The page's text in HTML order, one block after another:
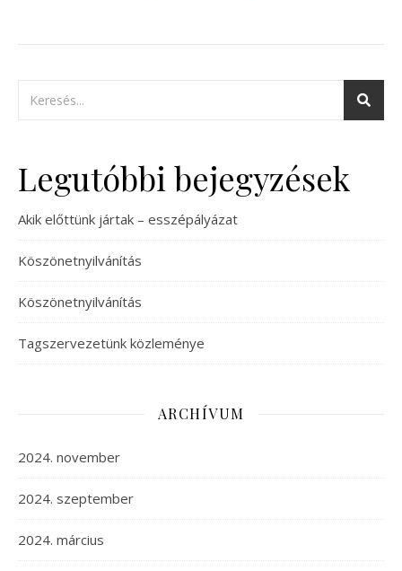
Legutóbbi bejegyzések
Akik előttünk jártak – esszépályázat
Köszönetnyilvánítás
Köszönetnyilvánítás
Tagszervezetünk közleménye
ARCHÍVUM
2024. november
2024. szeptember
2024. március